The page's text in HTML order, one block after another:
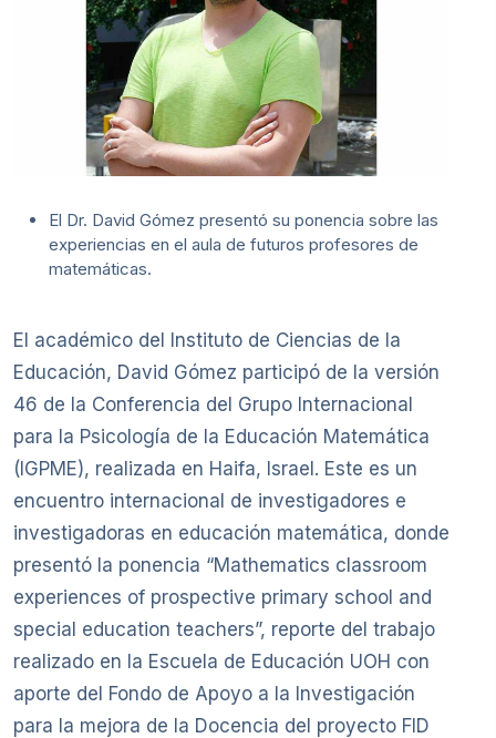
El Dr. David Gómez presentó su ponencia sobre las
experiencias en el aula de futuros profesores de
matemáticas.
El académico del Instituto de Ciencias de la
Educación, David Gómez participó de la versión
46 de la Conferencia del Grupo Internacional
para la Psicología de la Educación Matemática
(IGPME), realizada en Haifa, Israel. Este es un
encuentro internacional de investigadores e
investigadoras en educación matemática, donde
presentó la ponencia “Mathematics classroom
experiences of prospective primary school and
special education teachers”, reporte del trabajo
realizado en la Escuela de Educación UOH con
aporte del Fondo de Apoyo a la Investigación
para la mejora de la Docencia del proyecto FID